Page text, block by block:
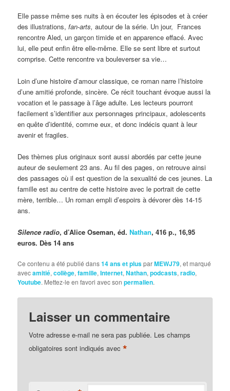
Elle passe même ses nuits à en écouter les épisodes et à créer
des illustrations,fan-arts, autour de la série. Un jour, Frances
rencontre Aled, un garçon timide et en apparence effacé. Avec
lui, elle peut enfin être elle-même. Elle se sent libre et surtout
comprise. Cette rencontre va bouleverser sa vie…
Loin d’une histoire d’amour classique, ce roman narre l’histoire
d’une amitié profonde, sincère. Ce récit touchant évoque aussi la
vocation et le passage à l’âge adulte. Les lecteurs pourront
facilement s’identifier aux personnages principaux, adolescents
en quête d’identité, comme eux, et donc indécis quant à leur
avenir et fragiles.
Des thèmes plus originaux sont aussi abordés par cette jeune
auteur de seulement 23 ans. Au fil des pages, on retrouve ainsi
des passages où il est question de la sexualité de ces jeunes. La
famille est au centre de cette histoire avec le portrait de cette
mère, terrible… Un roman empli d’espoirs à dévorer dès 14-15
ans.
Silence radio, d’Alice Oseman, éd.Nathan, 416 p., 16,95
euros. Dès 14 ans
Ce contenu a été publié dans14 ans et plusparMEWJ79, et marqué
avecamitié,collège,famille,Internet,Nathan,podcasts,radio,
Youtube. Mettez-le en favori avec sonpermalien.
Laisser un commentaire
Votre adresse e-mail ne sera pas publiée. Les champs
obligatoires sont indiqués avec*